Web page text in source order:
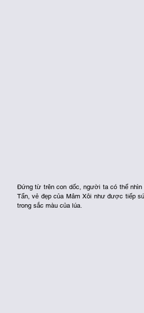
Đứng từ trên con dốc, người ta có thể nhìn
Tẩn, vẻ đẹp của Mâm Xôi như được tiếp
trong sắc màu của lúa.